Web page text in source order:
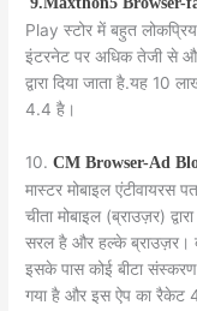
Play स्टोर में बहुत
इंटरनेट पर अधिक तेजी से
द्वारा दिया जाता है.यह
4.4 है।
10. CM Browser-Ad
मास्टर मोबाइल एंटीवायरस
चीता मोबाइल (ब्राउज़र)
सरल है और हल्के ब्राउज़र।
इसके पास कोई बीटा
गया है और इस ऐप का रैकेट